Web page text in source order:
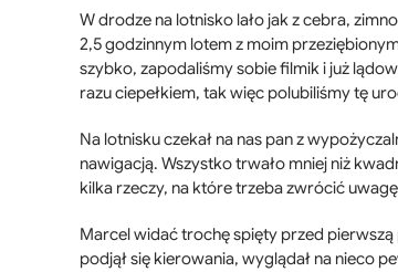
W drodze na lotnisko lało jak z cebra,
2,5 godzinnym lotem z moim
szybko, zapodaliśmy sobie filmik i już
razu ciepełkiem, tak więc polubiliśmy tę
Na lotnisku czekał na nas pan z
nawigacją. Wszystko trwało mniej niż
kilka rzeczy, na które trzeba zwrócić
Marcel widać trochę spięty przed
podjął się kierowania, wyglądał na nieco